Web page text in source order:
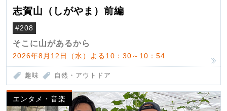
志賀山（しがやま）前編
#208
そこに山があるから
2026年8月12日（水）よる10：30～10：54
趣味 自然・アウトドア
エンタメ・音楽